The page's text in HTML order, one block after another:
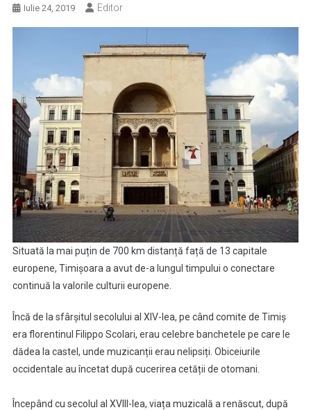
Iulie 24, 2019 Editor
Situată la mai puțin de 700 km distanță față de 13 capitale
europene, Timișoara a avut de-a lungul timpului o conectare
continuă la valorile culturii europene.
Încă de la sfârșitul secolului al XIV-lea, pe când comite de Timiș
era florentinul Filippo Scolari, erau celebre banchetele pe care le
dădea la castel, unde muzicanții erau nelipsiți. Obiceiurile
occidentale au încetat după cucerirea cetății de otomani.
Începând cu secolul al XVIII-lea, viața muzicală a renăscut, după